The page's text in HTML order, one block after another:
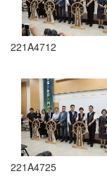
221A4712
221A4725